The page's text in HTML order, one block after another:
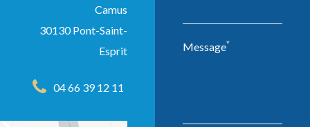
Camus
30130 Pont-Saint-
Esprit
04 66 39 12 11
Message*